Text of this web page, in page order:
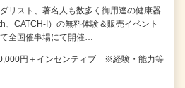
リスト、著名人も数多く御用達の健康器
、CATCH-I）の無料体験＆販売イベント
全国催事場にて開催…
円＋インセンティブ ※経験・能力等